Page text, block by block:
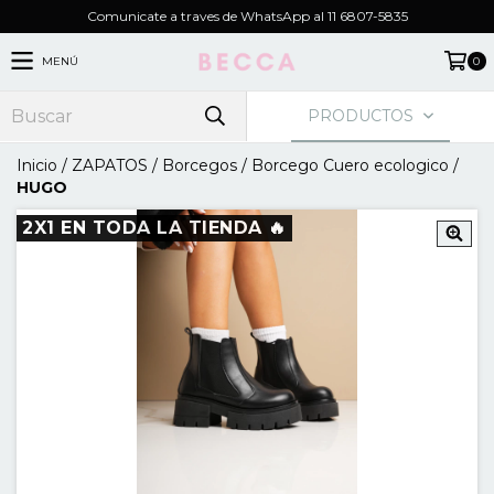
Comunicate a traves de WhatsApp al 11 6807-5835
MENÚ 0
PRODUCTOS
Inicio / ZAPATOS / Borcegos / Borcego Cuero ecologico /
HUGO
2X1 EN TODA LA TIENDA 🔥